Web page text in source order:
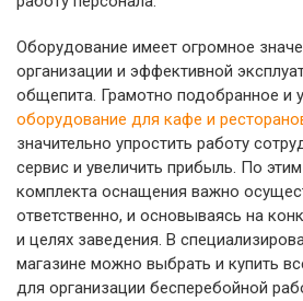
Оборудование имеет огромное
организации и эффективной
общепита. Грамотно подобранное и
оборудование для кафе и
значительно упростить работу
сервис и увеличить прибыль. По
комплекта оснащения важно
ответственно, и основываясь на
и целях заведения. В
магазине можно выбрать и купить
для организации бесперебойной